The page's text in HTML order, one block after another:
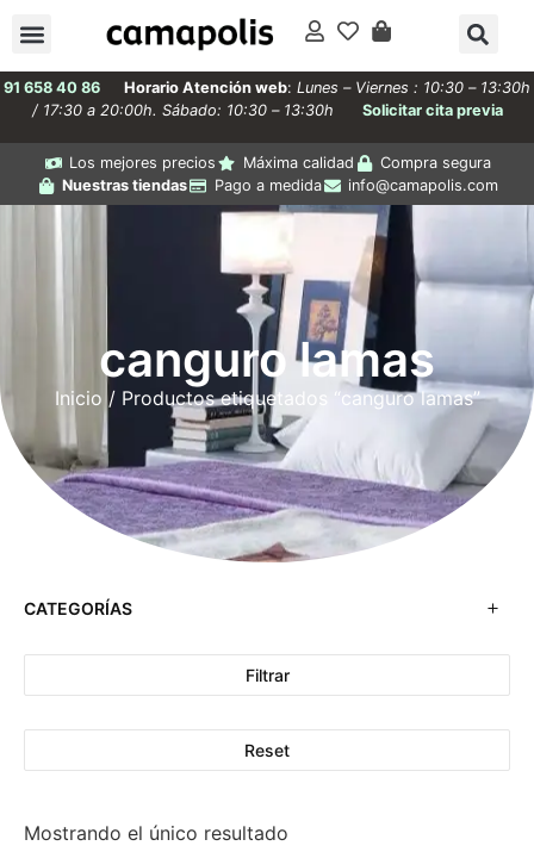
91 658 40 86 Horario Atención web: Lunes – Viernes : 10:30 – 13:30h
/ 17:30 a 20:00h. Sábado: 10:30 – 13:30h
Solicitar cita previa
Los mejores precios Máxima calidad
Compra segura
Nuestras tiendas
Pago a medida info@camapolis.com
canguro lamas
Inicio / Productos etiquetados “canguro lamas”
CATEGORÍAS
Filtrar
Reset
Mostrando el único resultado